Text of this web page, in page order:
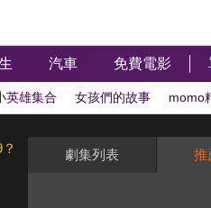
汽車 免費電影
英雄集合 女孩們的故事 momo
劇集列表 推